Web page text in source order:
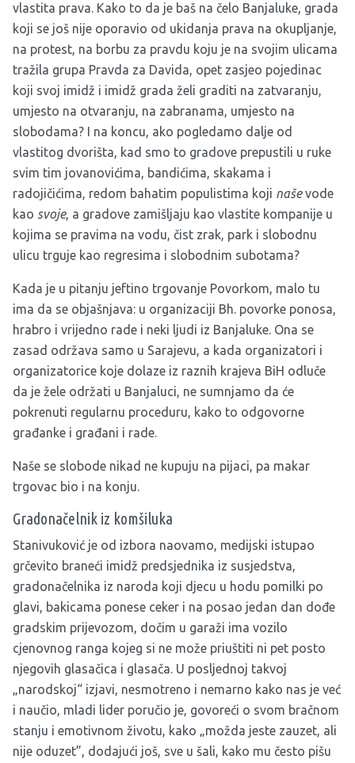
vlastita prava. Kako to da je baš na čelo Banjaluke, grada
koji se još nije oporavio od ukidanja prava na okupljanje,
na protest, na borbu za pravdu koju je na svojim ulicama
tražila grupa Pravda za Davida, opet zasjeo pojedinac
koji svoj imidž i imidž grada želi graditi na zatvaranju,
umjesto na otvaranju, na zabranama, umjesto na
slobodama? I na koncu, ako pogledamo dalje od
vlastitog dvorišta, kad smo to gradove prepustili u ruke
svim tim jovanovićima, bandićima, skakama i
radojičićima, redom bahatim populistima koji naševode
kao svoje, a gradove zamišljaju kao vlastite kompanije u
kojima se pravima na vodu, čist zrak, park i slobodnu
ulicu trguje kao regresima i slobodnim subotama?
Kada je u pitanju jeftino trgovanje Povorkom, malo tu
ima da se objašnjava: u organizaciji Bh. povorke ponosa,
hrabro i vrijedno rade i neki ljudi iz Banjaluke. Ona se
zasad održava samo u Sarajevu, a kada organizatori i
organizatorice koje dolaze iz raznih krajeva BiH odluče
da je žele održati u Banjaluci, ne sumnjamo da će
pokrenuti regularnu proceduru, kako to odgovorne
građanke i građani i rade.
Naše se slobode nikad ne kupuju na pijaci, pa makar
trgovac bio i na konju.
Gradonačelnik iz komšiluka
Stanivuković je od izbora naovamo, medijski istupao
grčevito braneći imidž predsjednika iz susjedstva,
gradonačelnika iz naroda koji djecu u hodu pomilki po
glavi, bakicama ponese ceker i na posao jedan dan dođe
gradskim prijevozom, dočim u garaži ima vozilo
cjenovnog ranga kojeg si ne može priuštiti ni pet posto
njegovih glasačica i glasača. U posljednoj takvoj
„narodskoj“ izjavi, nesmotreno i nemarno kako nas je već
i naučio, mladi lider poručio je, govoreći o svom bračnom
stanju i emotivnom životu, kako „možda jeste zauzet, ali
nije oduzet”, dodajući još, sve u šali, kako mu često pišu